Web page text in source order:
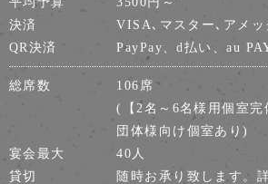
決済
VISA､マスター､アメッ
QR決済
PayPay、d払い、au
総席数
106席
(【2名～6名様用個室
団体様向け個室あり)
宴会最大
40人
貸切
随時お承り致します。